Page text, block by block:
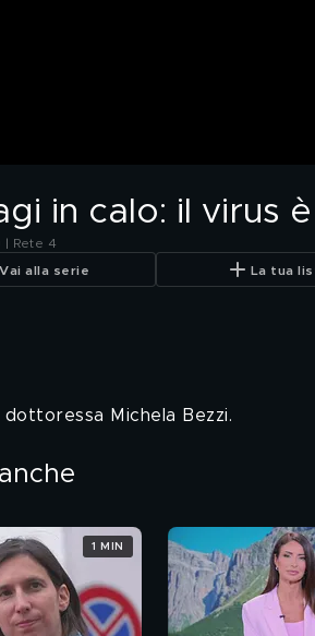
in calo: il virus
| Rete 4
Vai alla serie La tua
Michela Bezzi.
1 MIN